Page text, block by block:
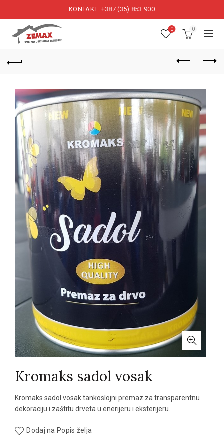
KONTAKT: +387 (35) 853 900
0 0
Kromaks sadol vosak
Kromaks sadol vosak tankoslojni premaz za transparentnu
dekoraciju i zaštitu drveta u enerijeru i eksterijeru.
Dodaj na Popis želja